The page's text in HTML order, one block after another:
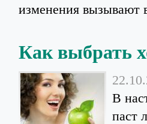
изменения вызывают
Как выбрать
В
паст